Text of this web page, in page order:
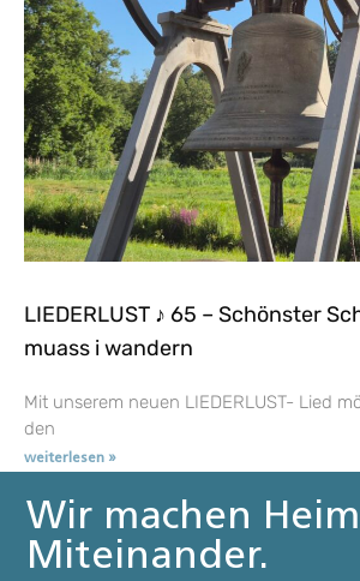
LIEDERLUST ♪ 65 – Schönster
muass i wandern
Mit unserem neuen LIEDERLUST- Lied
den
weiterlesen »
Wir machen
Miteinander.